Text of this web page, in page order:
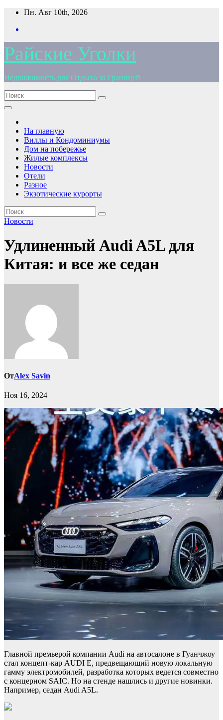
Перейти
содержимому
Пн. Авг 10th, 2026
Райские Уголки
Недвижимость для Отдыха за Границей
На главную
Виллы и Кондоминиумы
Дом на побережье
Жилые комплексы
Новости
Отели
Разное
Экзотические курорты
Новости
Удлиненный Audi A5L для
Китая: и все же седан
ОтAlex Savin
Ноя 16, 2024
Главной премьерой компании Audi на автосалоне в Гуанчжоу
стал концепт-кар AUDI E, предвещающий новую локальную
гамму электромобилей, разработка которых ведется совместно
с концерном SAIC. Но на стенде нашлись и другие новинки.
Например, седан Audi A5L.